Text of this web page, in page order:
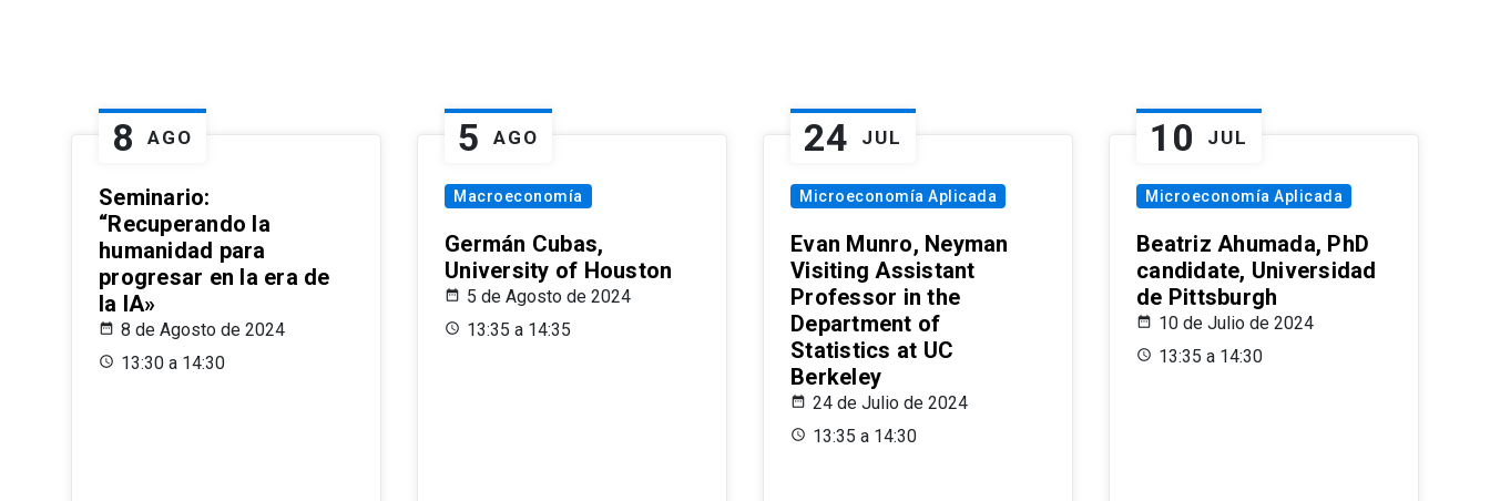
8 AGO
Seminario:
“Recuperando la
humanidad para
progresar en la era de
la IA»
8 de Agosto de 2024
13:30 a 14:30
5 AGO
Macroeconomía
Germán Cubas,
University of Houston
5 de Agosto de 2024
13:35 a 14:35
24 JUL
Microeconomía Aplicada
Evan Munro, Neyman
Visiting Assistant
Professor in the
Department of
Statistics at UC
Berkeley
24 de Julio de 2024
13:35 a 14:30
10 JUL
Microeconomía Aplicada
Beatriz Ahumada, PhD
candidate, Universidad
de Pittsburgh
10 de Julio de 2024
13:35 a 14:30